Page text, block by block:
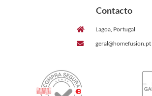
Contacto
Lagoa, Portugal
geral@homefusion.pt